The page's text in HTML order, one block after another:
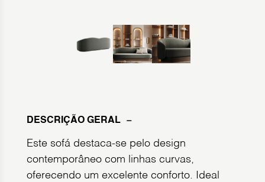
DESCRIÇÃO GERAL
Este sofá destaca-se pelo design
contemporâneo com linhas curvas,
oferecendo um excelente conforto. Ideal